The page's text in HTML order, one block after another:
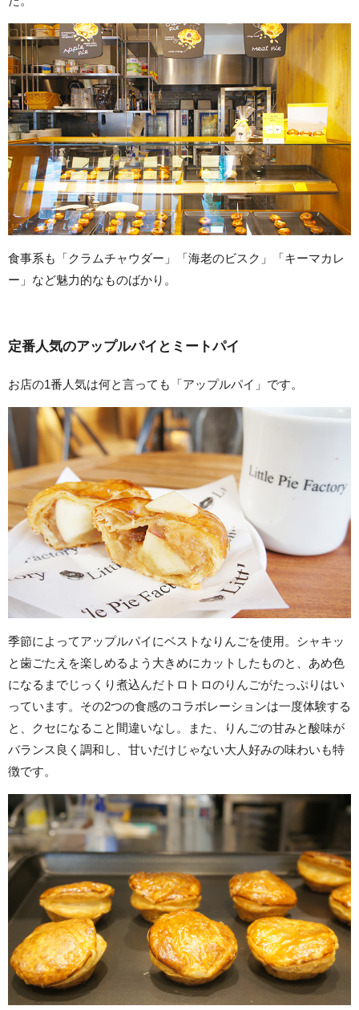
食事系も「クラムチャウダー」「海老のビスク」「キーマカレ
ー」など魅力的なものばかり。
定番人気のアップルパイとミートパイ
お店の1番人気は何と言っても「アップルパイ」です。
季節によってアップルパイにベストなりんごを使用。シャキッ
と歯ごたえを楽しめるよう大きめにカットしたものと、あめ色
になるまでじっくり煮込んだトロトロのりんごがたっぷりはい
っています。その2つの食感のコラボレーションは一度体験する
と、クセになること間違いなし。また、りんごの甘みと酸味が
バランス良く調和し、甘いだけじゃない大人好みの味わいも特
徴です。